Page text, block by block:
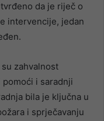
da je riječ o
intervencije, jedan
zahvalnost
i saradnji
bila je ključna u
i sprječavanju